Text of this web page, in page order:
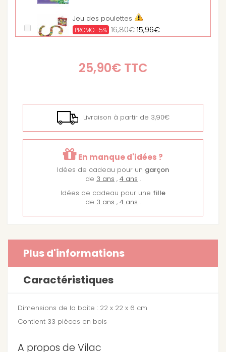
Jeu des poulettes
PROMO -5% 16,80€15,96€
PROMO -5% 33,90€32,21€
25,90€TTC
Livraison à partir de 3,90€
En manque d'idées ?
Idées de cadeau pour un garçon
de 3 ans , 4 ans .
Idées de cadeau pour une fille
de 3 ans , 4 ans .
Plus d'informations
Caractéristiques
Dimensions de la boîte : 22 x 22 x 6 cm
Contient 33 pièces en bois
A propos de Vilac